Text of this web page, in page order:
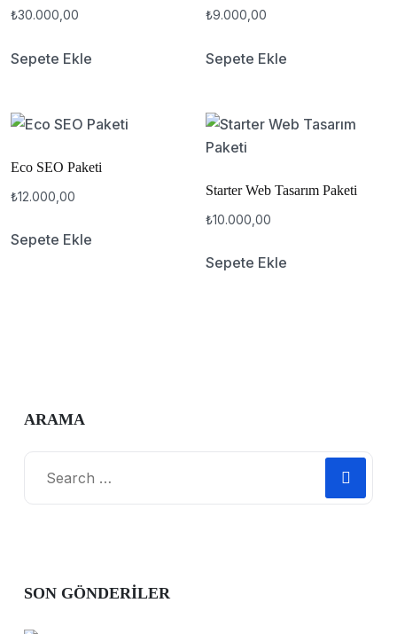
₺30.000,00
Sepete Ekle
₺9.000,00
Sepete Ekle
Eco SEO Paketi
₺12.000,00
Sepete Ekle
Starter Web Tasarım Paketi
₺10.000,00
Sepete Ekle
ARAMA
SON GÖNDERILER